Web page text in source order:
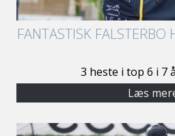
FANTASTISK
3 heste i top 6 i 7
Læs